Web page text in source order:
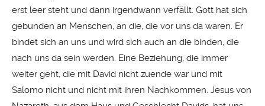
erst leer steht und dann irgendwann verfällt. Gott hat sich
gebunden an Menschen, an die, die vor uns da waren. Er
bindet sich an uns und wird sich auch an die binden, die
nach uns da sein werden. Eine Beziehung, die immer
weiter geht, die mit David nicht zuende war und mit
Salomo nicht und nicht mit ihren Nachkommen. Jesus von